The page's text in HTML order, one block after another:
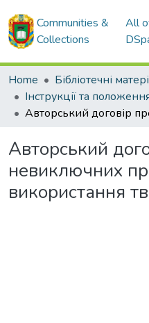
Communities &
Collections
All
Home
Бібліотечні
Інструкції та
Авторський
невиключних
використання